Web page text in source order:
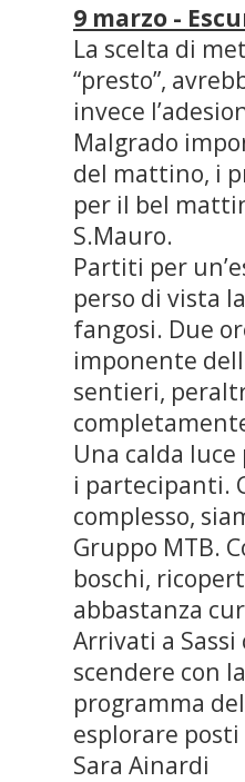
9 marzo -
La scelta di
“presto”,
invece
Malgrado
del mattino, i
per il bel
S.Mauro.
Partiti per
perso di vista
fangosi. Due
imponente
sentieri,
Una calda
i partecipanti.
complesso,
Gruppo MTB.
boschi,
abbastanza
Arrivati a
scendere con
programma
esplorare
Sara Ainardi